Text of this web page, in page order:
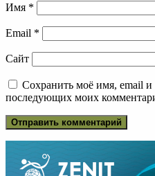
Имя *
Email *
Сайт
Сохранить моё имя, email и
последующих моих